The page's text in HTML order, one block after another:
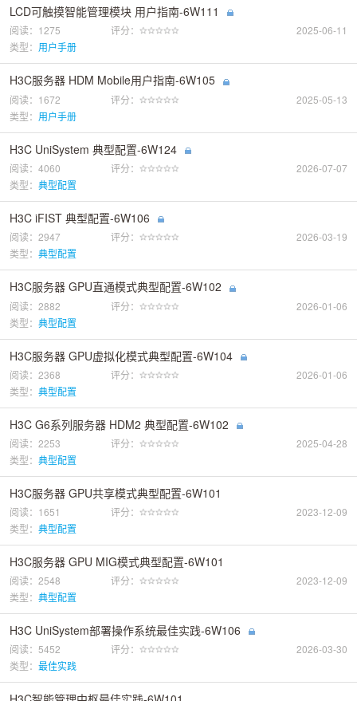
LCD可触摸智能管理模块 用户指南-6W111
阅读：1275 评分：
2025-06-11
类型： 用户手册
H3C服务器 HDM Mobile用户指南-6W105
阅读：1672 评分：
2025-05-13
类型： 用户手册
H3C UniSystem 典型配置-6W124
阅读：4060 评分：
2026-07-07
类型： 典型配置
H3C iFIST 典型配置-6W106
阅读：2947 评分：
2026-03-19
类型： 典型配置
H3C服务器 GPU直通模式典型配置-6W102
阅读：2882 评分：
2026-01-06
类型： 典型配置
H3C服务器 GPU虚拟化模式典型配置-6W104
阅读：2368 评分：
2026-01-06
类型： 典型配置
H3C G6系列服务器 HDM2 典型配置-6W102
阅读：2253 评分：
2025-04-28
类型： 典型配置
H3C服务器 GPU共享模式典型配置-6W101
阅读：1651 评分：
2023-12-09
类型： 典型配置
H3C服务器 GPU MIG模式典型配置-6W101
阅读：2548 评分：
2023-12-09
类型： 典型配置
H3C UniSystem部署操作系统最佳实践-6W106
阅读：5452 评分：
2026-03-30
类型： 最佳实践